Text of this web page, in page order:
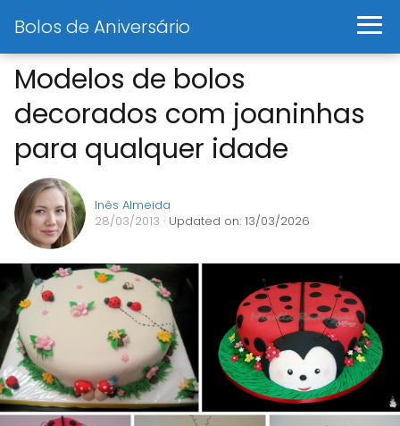
Bolos de Aniversário
Modelos de bolos
decorados com joaninhas
para qualquer idade
Inês Almeida
28/03/2013 · Updated on: 13/03/2026